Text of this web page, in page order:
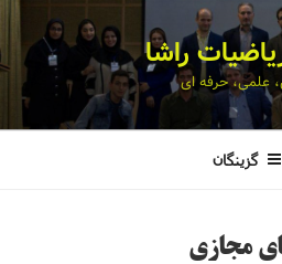
راشا
علمی، حرفه ای
گزینگان
مجازی